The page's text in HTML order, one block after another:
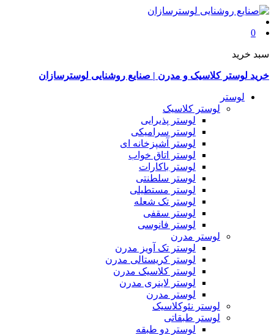
0
سبد خرید
خرید لوستر کلاسیک و مدرن | صنایع روشنایی لوسترسازان
لوستر
لوستر کلاسیک
لوستر پذیرایی
لوستر سرامیکی
لوستر آشپزخانه ای
لوستر اتاق خواب
لوستر باکارات
لوستر سلطنتی
لوستر مستطیلی
لوستر تک شعله
لوستر سقفی
لوستر فانوسی
لوستر مدرن
لوستر تک آویز مدرن
لوستر کریستالی مدرن
لوستر کلاسیک مدرن
لوستر لاینری مدرن
لوستر مدرن
لوستر نئوکلاسیک
لوستر طبقاتی
لوستر دو طبقه